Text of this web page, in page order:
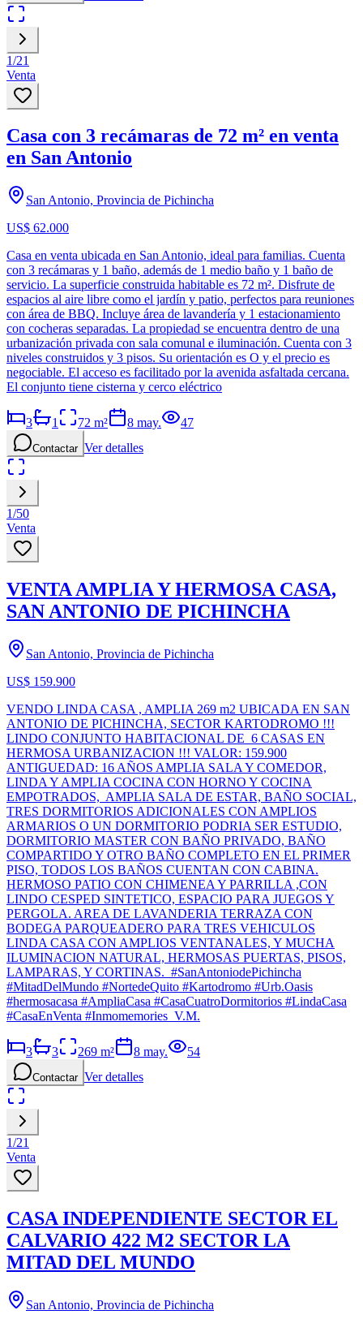
1/21
Venta
Casa con 3 recámaras de 72 m² en venta
en San Antonio
San Antonio, Provincia de Pichincha
US$ 62.000
Casa en venta ubicada en San Antonio, ideal para familias. Cuenta
con 3 recámaras y 1 baño, además de 1 medio baño y 1 baño de
servicio. La superficie construida habitable es 72 m². Disfrute de
espacios al aire libre como el jardín y patio, perfectos para reuniones
con área de BBQ. Incluye área de lavandería y 1 estacionamiento
con cocheras separadas. La propiedad se encuentra dentro de una
urbanización privada con sala comunal e iluminación. Cuenta con 3
niveles construidos y 3 pisos. Su orientación es O y el precio es
negociable. El acceso es facilitado por la avenida asfaltada cercana.
El conjunto tiene cisterna y cerco eléctrico
3 1 72 m² 8 may. 47
Contactar Ver detalles
1/50
Venta
VENTA AMPLIA Y HERMOSA CASA,
SAN ANTONIO DE PICHINCHA
San Antonio, Provincia de Pichincha
US$ 159.900
VENDO LINDA CASA , AMPLIA 269 m2 UBICADA EN SAN
ANTONIO DE PICHINCHA, SECTOR KARTODROMO !!!
LINDO CONJUNTO HABITACIONAL DE 6 CASAS EN
HERMOSA URBANIZACION !!! VALOR: 159.900
ANTIGUEDAD: 16 AÑOS AMPLIA SALA Y COMEDOR,
LINDA Y AMPLIA COCINA CON HORNO Y COCINA
EMPOTRADOS, AMPLIA SALA DE ESTAR, BAÑO SOCIAL,
TRES DORMITORIOS ADICIONALES CON AMPLIOS
ARMARIOS O UN DORMITORIO PODRIA SER ESTUDIO,
DORMITORIO MASTER CON BAÑO PRIVADO, BAÑO
COMPARTIDO Y OTRO BAÑO COMPLETO EN EL PRIMER
PISO, TODOS LOS BAÑOS CUENTAN CON CABINA.
HERMOSO PATIO CON CHIMENEA Y PARRILLA ,CON
LINDO CESPED SINTETICO, ESPACIO PARA JUEGOS Y
PERGOLA. AREA DE LAVANDERIA TERRAZA CON
BODEGA PARQUEADERO PARA TRES VEHICULOS
LINDA CASA CON AMPLIOS VENTANALES, Y MUCHA
ILUMINACION NATURAL, HERMOSAS PUERTAS, PISOS,
LAMPARAS, Y CORTINAS. #SanAntoniodePichincha
#MitadDelMundo #NortedeQuito #Kartodromo #Urb.Oasis
#hermosacasa #AmpliaCasa #CasaCuatroDormitorios #LindaCasa
#CasaEnVenta #Inmomemories V.M.
3 3 269 m² 8 may. 54
Contactar Ver detalles
1/21
Venta
CASA INDEPENDIENTE SECTOR EL
CALVARIO 422 M2 SECTOR LA
MITAD DEL MUNDO
San Antonio, Provincia de Pichincha